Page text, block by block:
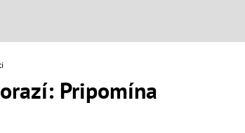
Pripomína